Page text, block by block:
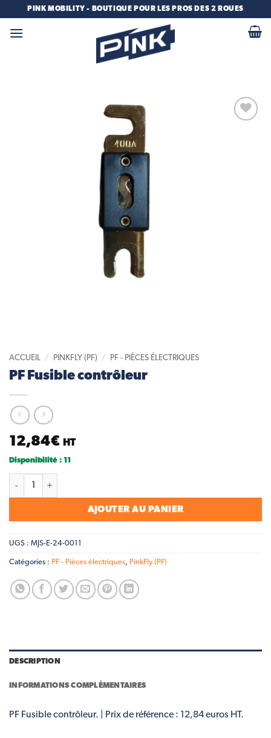
contenu
PINK MOBILITY - BOUTIQUE POUR LES PROS DES 2 ROUES
ACCUEIL / PINKFLY (PF) / PF - PIÈCES ÉLECTRIQUES
PF Fusible contrôleur
12,84€ HT
Disponibilité : 11
quantité de PF Fusible contrôleur
AJOUTER AU PANIER
UGS : MJS-E-24-0011
Catégories : PF - Pièces électriques, PinkFly (PF)
DESCRIPTION
INFORMATIONS COMPLÉMENTAIRES
PF Fusible contrôleur. | Prix de référence : 12,84 euros HT.